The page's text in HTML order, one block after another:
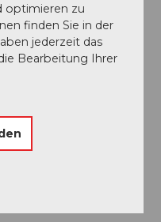
sowie Studierende
sämtliche regulären
optimieren zu
finden Sie in der
jederzeit das
Bearbeitung Ihrer